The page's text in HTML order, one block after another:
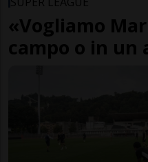
«Vogliamo
campo o in un